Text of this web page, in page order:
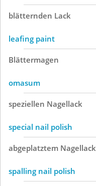
blätternden Lack
leafing paint
Blättermagen
omasum
speziellen Nagellack
special nail polish
abgeplatztem Nagellack
spalling nail polish